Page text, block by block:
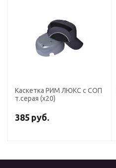
Каскетка РИМ ЛЮКС с СОП
т.серая (х20)
385 руб.